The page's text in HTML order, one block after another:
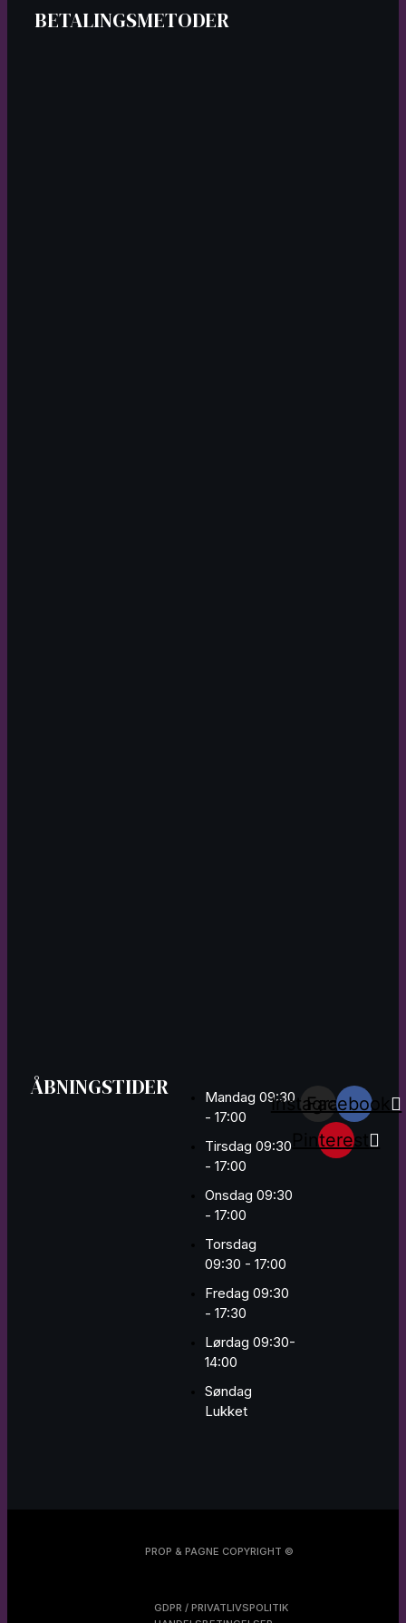
BETALINGSMETODER
ÅBNINGSTIDER
Mandag 09:30
- 17:00
Tirsdag 09:30
- 17:00
Onsdag 09:30
- 17:00
Torsdag
09:30 - 17:00
Fredag 09:30
- 17:30
Lørdag 09:30-
14:00
Søndag
Lukket
Instagram
Facebook
Pinterest
PROP & PAGNE COPYRIGHT ©
GDPR / PRIVATLIVSPOLITIK